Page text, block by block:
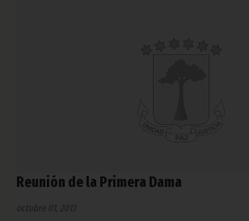
Reunión de la Primera Dama
octubre 01, 2013